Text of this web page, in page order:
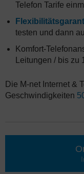
Telefon Tarife
testen und dann
Komfort-
Leitungen / bis zu
Die M-net Internet &
Geschwindigkeiten